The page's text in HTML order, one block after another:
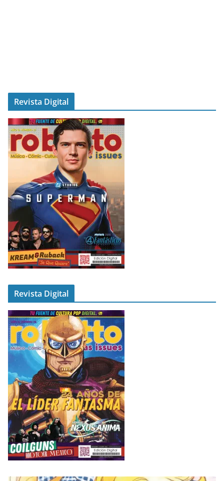
Revista Digital
Revista Digital